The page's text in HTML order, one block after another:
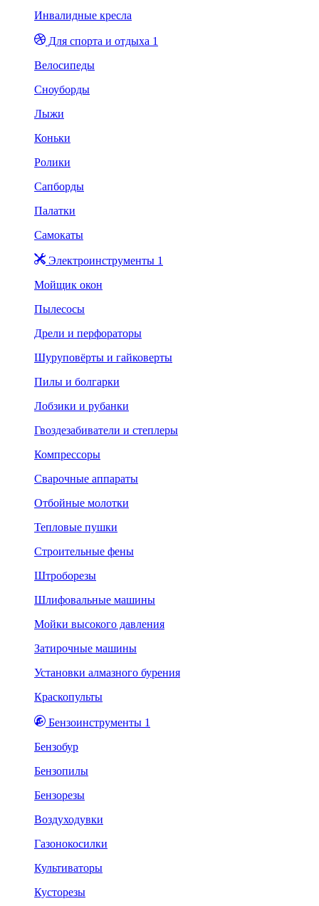
Инвалидные кресла
Для спорта и отдыха 1
Велосипеды
Сноуборды
Лыжи
Коньки
Ролики
Сапборды
Палатки
Самокаты
Электроинструменты 1
Мойщик окон
Пылесосы
Дрели и перфораторы
Шуруповёрты и гайковерты
Пилы и болгарки
Лобзики и рубанки
Гвоздезабиватели и степлеры
Компрессоры
Сварочные аппараты
Отбойные молотки
Тепловые пушки
Строительные фены
Штроборезы
Шлифовальные машины
Мойки высокого давления
Затирочные машины
Установки алмазного бурения
Краскопульты
Бензоинструменты 1
Бензобур
Бензопилы
Бензорезы
Воздуходувки
Газонокосилки
Культиваторы
Кусторезы